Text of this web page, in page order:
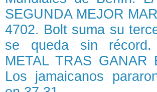
SEGUNDA MEJOR
4702. Bolt suma su
se queda sin récord.
METAL TRAS GANAR
Los jamaicanos